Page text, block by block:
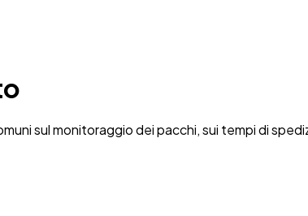
sul monitoraggio dei pacchi, sui tempi di